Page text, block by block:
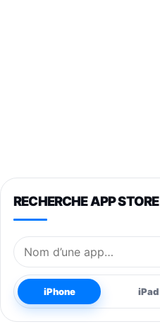
RECHERCHE APP STORE
Nom de l’application
iPhone iPad